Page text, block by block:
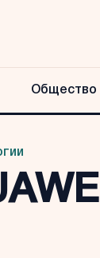
Общество